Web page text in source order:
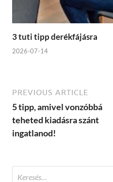
3 tuti tipp derékfájásra
2026-07-14
PREVIOUS ARTICLE
5 tipp, amivel vonzóbbá
teheted kiadásra szánt
ingatlanod!